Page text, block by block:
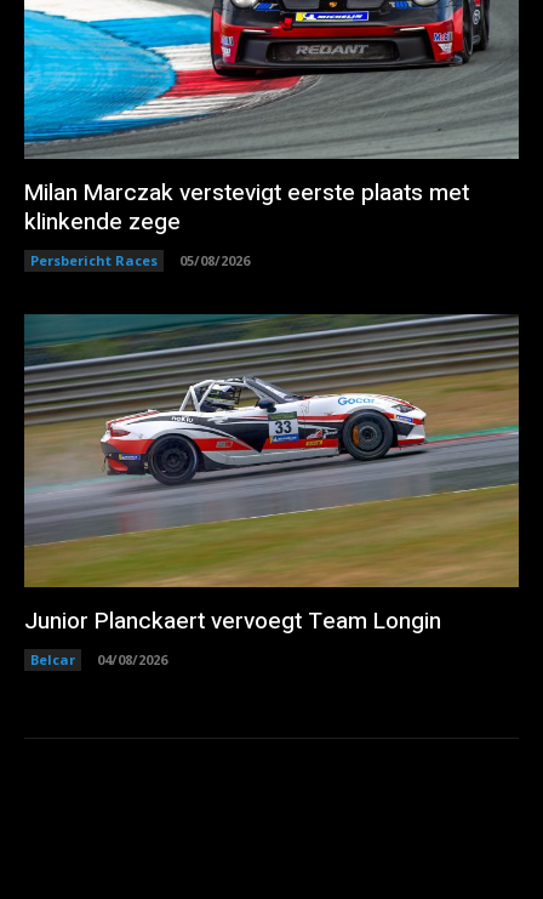
Milan Marczak verstevigt eerste plaats met
klinkende zege
Persbericht Races 05/08/2026
Junior Planckaert vervoegt Team Longin
Belcar 04/08/2026